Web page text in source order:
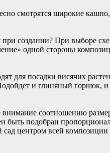
смотрятся широкие кашпо,
создании? При выборе
одной стороны
для посадки висячих
и глиняный горшок,
внимание соотношению
быть подобран
центром всей